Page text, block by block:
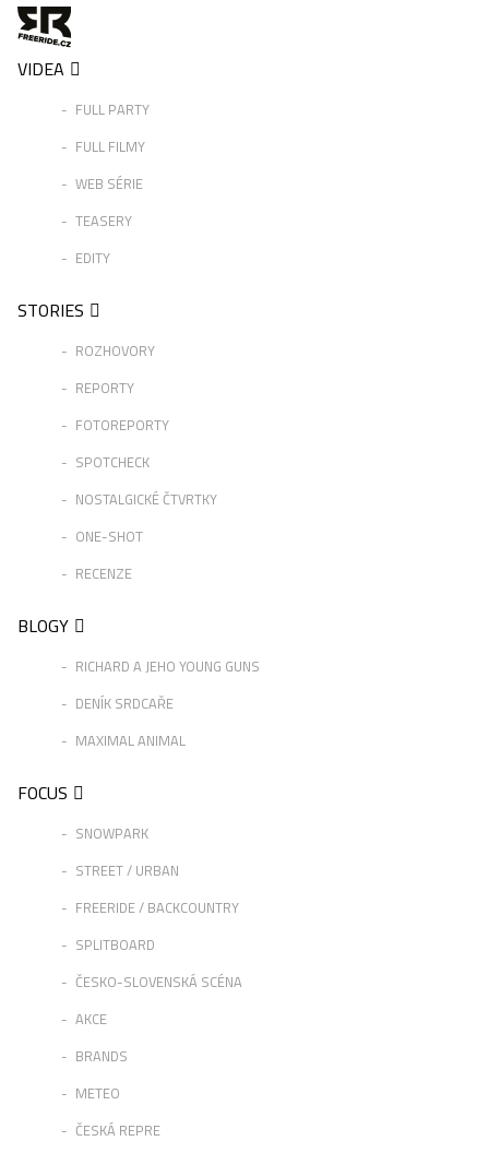
VIDEA
FULL PARTY
FULL FILMY
WEB SÉRIE
TEASERY
EDITY
STORIES
ROZHOVORY
REPORTY
FOTOREPORTY
SPOTCHECK
NOSTALGICKÉ ČTVRTKY
ONE-SHOT
RECENZE
BLOGY
RICHARD A JEHO YOUNG GUNS
DENÍK SRDCAŘE
MAXIMAL ANIMAL
FOCUS
SNOWPARK
STREET / URBAN
FREERIDE / BACKCOUNTRY
SPLITBOARD
ČESKO-SLOVENSKÁ SCÉNA
AKCE
BRANDS
METEO
ČESKÁ REPRE